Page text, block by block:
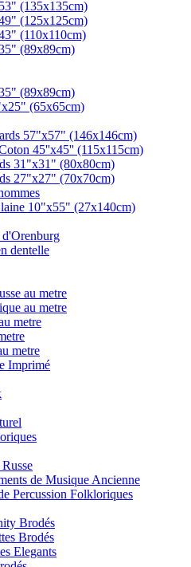
(135x135cm)
(125x125cm)
(110x110cm)
(89x89cm)
(89x89cm)
(65x65cm)
57"x57" (146x146cm)
45''x45'' (115x115cm)
31"x31" (80x80cm)
27"x27" (70x70cm)
laine 10"x55" (27x140cm)
dentelle
au metre
au metre
metre
metre
Imprimé
de Musique Ancienne
Percussion Folkloriques
Brodés
Brodés
Elegants